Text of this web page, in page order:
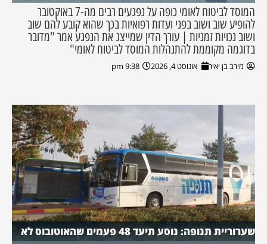
המוסד לביטוח לאומי כופה על נפגעים רבים מה-7 באוקטובר
להופיע שוב ושוב בפני ועדות רפואיות בכך שהוא קובע להם שוב
ושוב נכויות זמניות | עורך הדין שמייצג את הנפגע אמר "מדובר
בדוגמה מקוממת להתנהלות המוסד לביטוח לאומי"
מירב בן יאיר אוגוסט 4, 2026 9:38 pm
שערוריית תנופה: נוסע תיעד 48 פעמים שהאוטובוס לא